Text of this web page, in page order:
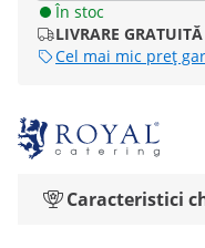
În stoc
LIVRARE GRATUITĂ
Cel mai mic preț
Caracteristici